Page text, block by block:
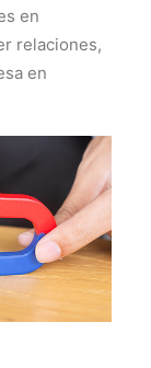
en
relaciones,
en